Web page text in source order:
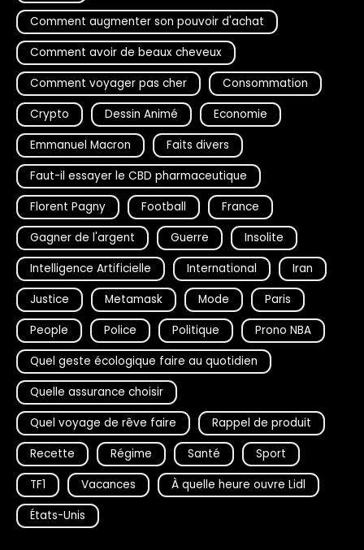
Comment augmenter son pouvoir d'achat
Comment avoir de beaux cheveux
Comment voyager pas cher
Consommation
Crypto
Dessin Animé
Economie
Emmanuel Macron
Faits divers
Faut-il essayer le CBD pharmaceutique
Florent Pagny
Football
France
Gagner de l'argent
Guerre
Insolite
Intelligence Artificielle
International
Iran
Justice
Metamask Mode
Paris
People
Police Politique
Prono NBA
Quel geste écologique faire au quotidien
Quelle assurance choisir
Quel voyage de rêve faire
Rappel de produit
Recette
Régime Santé
Sport
TF1
Vacances
À quelle heure ouvre Lidl
États-Unis